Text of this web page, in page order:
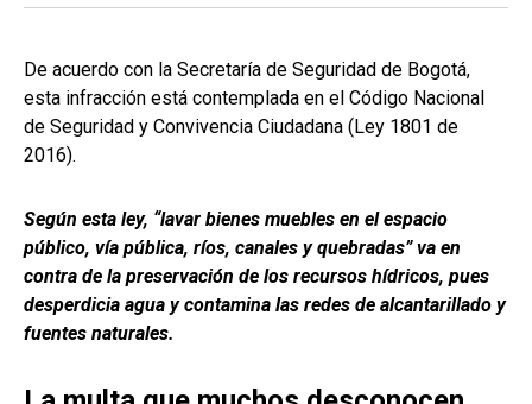
De acuerdo con la Secretaría de Seguridad de Bogotá,
esta infracción está contemplada en el Código Nacional
de Seguridad y Convivencia Ciudadana (Ley 1801 de
2016).
Según esta ley, “lavar bienes muebles en el espacio
público, vía pública, ríos, canales y quebradas” va en
contra de la preservación de los recursos hídricos, pues
desperdicia agua y contamina las redes de alcantarillado y
fuentes naturales.